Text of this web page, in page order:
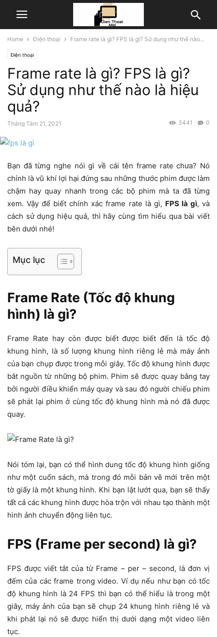
Home Điện thoại Frame rate là gì? FPS là gì? Sử dụng như thế nào...
Điện thoại
Frame rate là gì? FPS là gì?
Sử dụng như thế nào là hiệu
quả?
Tháng Tám 21, 2021 0
3441
Bạn đã từng nghe nói gì về cái tên frame rate chưa? Nó
chính là vũ khí lợi hại đứng sau những thước phim được làm
chậm hay quay nhanh trong các bộ phim mà ta đã từng
xem. Vậy để biết chính xác frame rate là gì, FPS là gì, và
cách sử dụng hiệu quả, thì hãy cùng tìm hiểu qua bài viết
bên dưới nhé!
Mục lục
Frame Rate (Tốc độ khung
hình) là gì?
Frame Rate hay còn được biết được biết đến là tốc độ
khung hình, là số lượng khung hình riêng lẻ mà máy ảnh
của bạn chụp được trong mỗi giây. Tốc độ khung hình được
bắt nguồn từ những bộ phim. Phim sẽ được quay bằng tay
bởi người điều khiển máy quay và sau đó người chiếu phim
sẽ phát lại phim ở cùng tốc độ khung hình mà nó đã được
quay.
Nói tóm lại, bạn có thể hình dung tốc độ khung hình giống
như một cuốn sách, mà trong đó mỗi bản vẽ mới trên một
tờ giấy là một khung hình. Khi bạn lật lướt qua, bạn sẽ thấy
tất cả các khung hình được hòa trộn với nhau tạo thành một
hình ảnh chuyển động liên tục.
FPS (Frame per second) là gì?
FPS được viết tắt của từ Frame – per – second, là đơn vị
đếm của các frame trong video. Ví dụ nếu như bạn có tốc
độ khung hình là 24 FPS thì bạn có thể hiểu là trong một
giây, máy ảnh của bạn sẽ chụp 24 khung hình riêng lẻ và
khi phát lại nó sẽ được hiển thị dưới dạng một video liên
tục.